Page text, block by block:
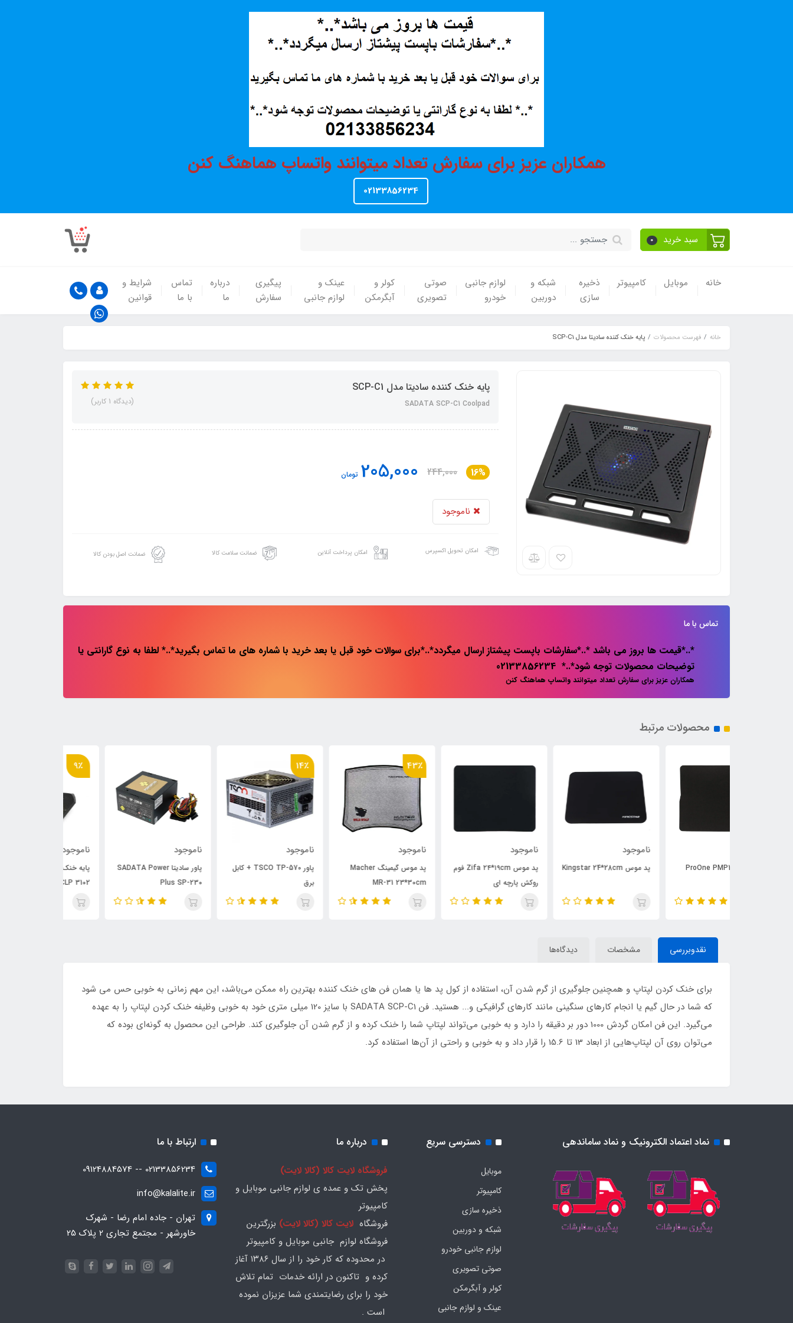
همکاران عزیز برای سفارش تعداد میتوانند واتساپ هماهنگ کنن
02133856234
سبد خرید 0
خانه موبایل کامپیوتر
ذخیره
سازی
شبکه و
دوربین
لوازم جانبی
خودرو
صوتی
تصویری
کولر و
آبگرمکن
عینک و
لوازم جانبی
پیگیری
سفارش
درباره
ما
تماس
با ما
شرایط و
قوانین
خانه فهرست محصولات پایه خنک کننده سادیتا مدل SCP-C1
پایه خنک کننده سادیتا مدل SCP-C1
SADATA SCP-C1 Coolpad (دیدگاه 1 کاربر)
16%
244,000
205,000 تومان
ناموجود
امکان تحویل اکسپرس امکان پرداخت آنلاین ضمانت سلامت کالا ضمانت اصل بودن کالا
تماس با ما
*..*قیمت ها بروز می باشد *..*سفارشات باپست پیشتاز ارسال میگردد*..*برای سوالات خود قبل یا بعد خرید با شماره های ما تماس بگیرید*..* لطفا به نوع گارانتی یا
توضیحات محصولات توجه شود*..* 02133856234
همکاران عزیز برای سفارش تعداد میتوانند واتساپ هماهنگ کنن
محصولات مرتبط
پد موس Kingstar 24*28cm
پد موس Zifa ۲۴*۱۹cm فوم
43٪
پد موس گیمینگ Macher
MR-31 23*30cm
14٪
پاور TSCO TP-570 + کابل
برق
پاور سادیتا SADATA Power
پایه خنک کننده تسکو مدل
نقدوبررسی مشخصات دیدگاه‌ها
برای خنک کردن لپتاپ و همچنین جلوگیری از گرم شدن آن، استفاده از کول پد ها یا همان فن های خنک کننده بهترین راه ممکن می‌باشد، این مهم زمانی به خوبی حس می شود
که شما در حال گیم یا انجام کارهای سنگینی مانند کارهای گرافیکی و... هستید. فن SADATA SCP-C1 با سایز 120 میلی متری خود به خوبی وظیفه خنک کردن لپتاپ را به عهده
می‌گیرد. این فن امکان گردش 1000 دور بر دقیقه را دارد و به خوبی می‌تواند لپتاپ شما را خنک کرده و از گرم شدن آن جلوگیری کند. طراحی این محصول به گونه‌ای بوده که
می‌توان روی آن لپتاپ‌هایی از ابعاد 13 تا 15.6 را قرار داد و به خوبی و راحتی از آن‌ها استفاده کرد.
نماد اعتماد الکترونیک و نماد ساماندهی دسترسی سریع
موبایل
کامپیوتر
ذخیره سازی
شبکه و دوربین
لوازم جانبی خودرو
صوتی تصویری
کولر و آبگرمکن
عینک و لوازم جانبی
درباره ما
فروشگاه لایت کالا (کالا لایت)
پخش تک و عمده ی لوازم جانبی موبایل و
کامپیوتر
فروشگاه لایت کالا (کالا لایت) بزرگترین
فروشگاه لوازم جانبی موبایل و کامپیوتر
در محدوده که کار خود را از سال ۱۳۸۶ آغاز
کرده و تاکنون در ارائه خدمات تمام تلاش
خود را برای رضایتمندی شما عزیزان نموده
است .
ارتباط با ما
02133856234 -- 09124884574
info@kalalite.ir
تهران - جاده امام رضا - شهرک
خاورشهر - مجتمع تجاری 2 پلاک 25